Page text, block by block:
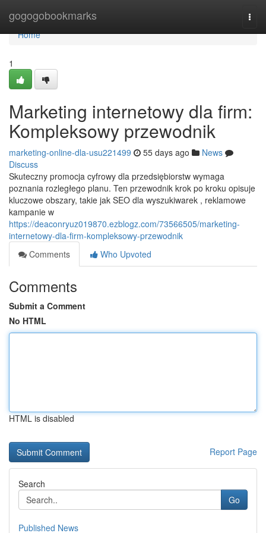
gogogobookmarks
Home
Home
1
Marketing internetowy dla firm:
Kompleksowy przewodnik
marketing-online-dla-usu221499 55 days ago
News
Discuss
Skuteczny promocja cyfrowy dla przedsiębiorstw wymaga
poznania rozległego planu. Ten przewodnik krok po kroku opisuje
kluczowe obszary, takie jak SEO dla wyszukiwarek , reklamowe
kampanie w
https://deaconryuz019870.ezblogz.com/73566505/marketing-
internetowy-dla-firm-kompleksowy-przewodnik
Comments
Who Upvoted
Comments
Submit a Comment
No HTML
HTML is disabled
Report Page
Search
Go
Published News